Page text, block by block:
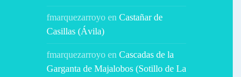
fmarquezarroyo enCastañar de
Casillas (Ávila)
fmarquezarroyo enCascadas de la
Garganta de Majalobos (Sotillo de La